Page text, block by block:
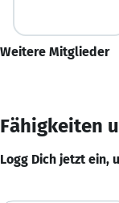
Weitere Mitglieder
Fähigkeiten
Logg Dich jetzt ein,